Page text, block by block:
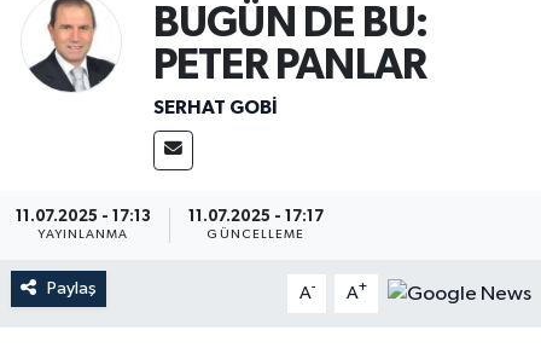
BUGÜN DE BU:
PETER PANLAR
SERHAT GOBİ
11.07.2025 - 17:13
YAYINLANMA
11.07.2025 - 17:17
GÜNCELLEME
Paylaş A- A+
İZMİR
ÖZEL HABER
POLİTİKA
Programlar
SPOR